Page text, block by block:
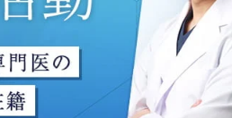
報を、厳正な管理の下に蓄積・
るため、必要かつ適切な組織的・
成に必要な範囲で、取得情報を共
般社団法人メディカルアライアン